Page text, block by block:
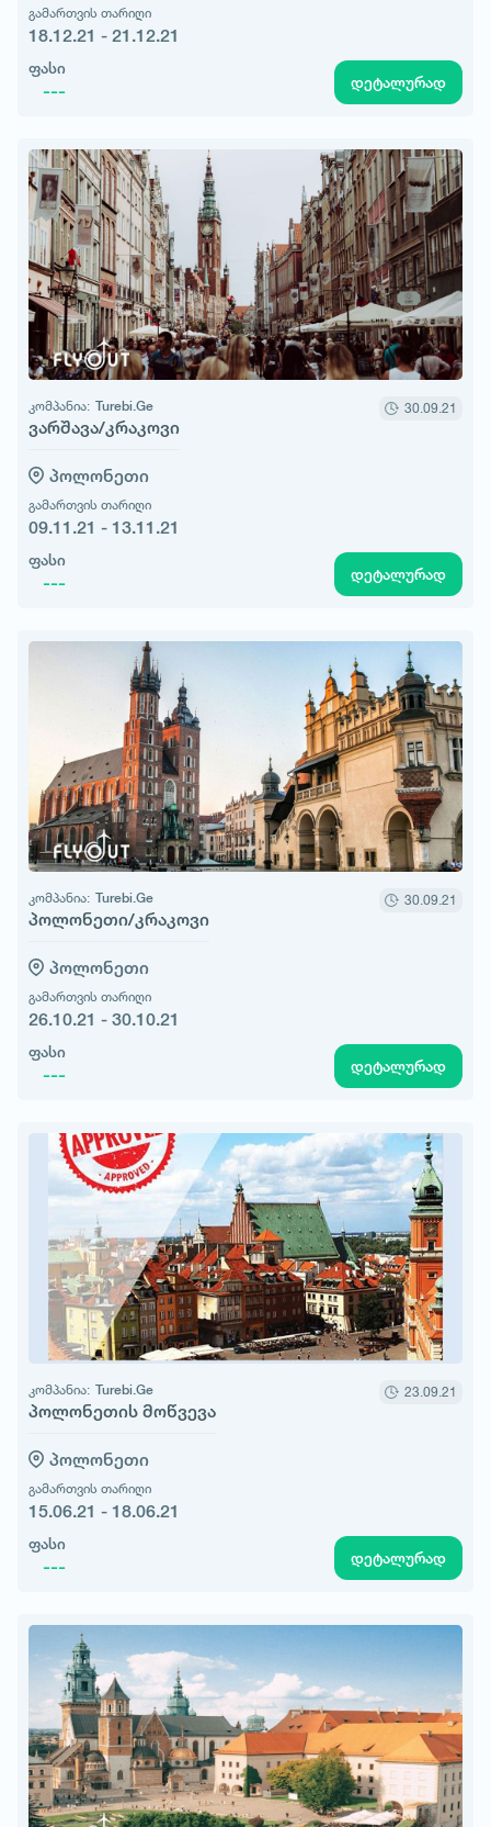
გამართვის თარიღი
18.12.21 - 21.12.21
ფასი
--- დეტალურად
კომპანია: Turebi.Ge
ვარშავა/კრაკოვი
30.09.21
პოლონეთი
გამართვის თარიღი
09.11.21 - 13.11.21
ფასი
--- დეტალურად
კომპანია: Turebi.Ge
პოლონეთი/კრაკოვი
30.09.21
პოლონეთი
გამართვის თარიღი
26.10.21 - 30.10.21
ფასი
--- დეტალურად
კომპანია: Turebi.Ge
პოლონეთის მოწვევა
23.09.21
პოლონეთი
გამართვის თარიღი
15.06.21 - 18.06.21
ფასი
--- დეტალურად